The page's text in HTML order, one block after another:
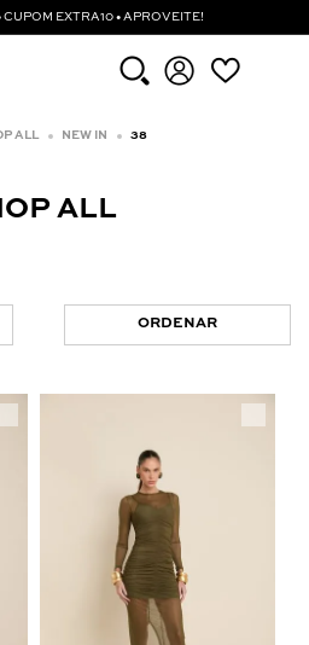
EXTRA10 • APROVEITE!
ALL NEW IN 38
ALL
ORDENAR